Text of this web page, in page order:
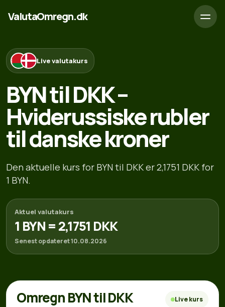
ValutaOmregn.dk
Live valutakurs
BYN til DKK –
Hviderussiske rubler
til danske kroner
Den aktuelle kurs for BYN til DKK er 2,1751 DKK for
1 BYN.
Aktuel valutakurs
1 BYN = 2,1751 DKK
Senest opdateret 10.08.2026
Omregn BYN til DKK Live kurs